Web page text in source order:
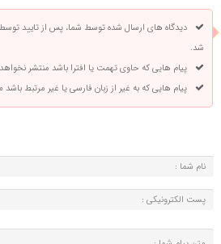
دیدگاه های ارسال شده توسط شما، پس از تایید
شد.
پیام هایی که حاوی تهمت یا افترا باشد منتشر
پیام هایی که به غیر از زبان فارسی یا غیر مرتبط